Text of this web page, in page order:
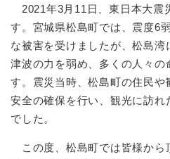
2021年3月11日、東日本大震
す。宮城県松島町では、震度6
な被害を受けましたが、松島
津波の力を弱め、多くの人々の
す。震災当時、松島町の住民
安全の確保を行い、観光に訪れ
でした。
この度、松島町では皆様から